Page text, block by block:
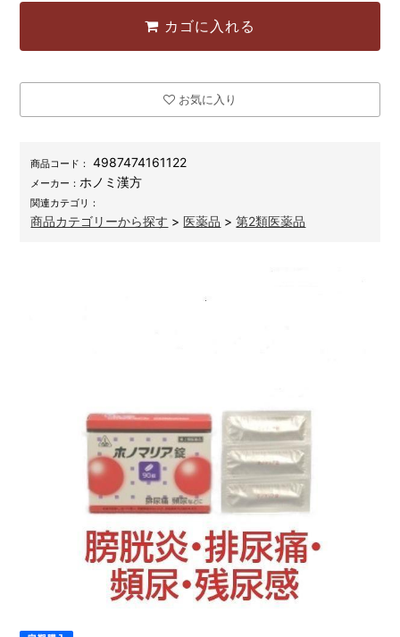
カゴに入れる
お気に入り
商品コード： 4987474161122
メーカー：ホノミ漢方
関連カテゴリ：
商品カテゴリーから探す > 医薬品 >第2類医薬品